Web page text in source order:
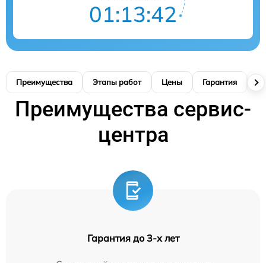
01:13:41
Преимущества Этапы работ Цены Гарантия
Преимущества сервис-
центра
Гарантия до 3-х лет